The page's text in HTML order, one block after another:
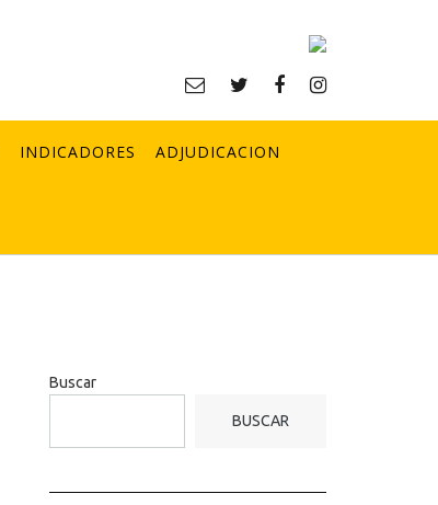
INDICADORES ADJUDICACION
Buscar
BUSCAR